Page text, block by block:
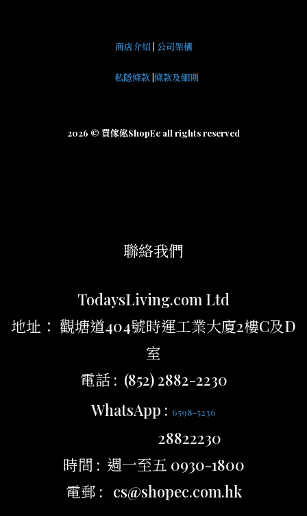
商店介紹| 公司架構
私隱條款 條款及細則
2026 © 買傢俬ShopEc all rights reserved
聯絡我們
TodaysLiving.com Ltd
地址： 觀塘道404號時運工業大廈2樓C及D
室
電話 : (852) 2882-2230
WhatsApp : 6598-5236
28822230
時間 : 週一至五 0930-1800
電郵 : cs@shopec.com.hk